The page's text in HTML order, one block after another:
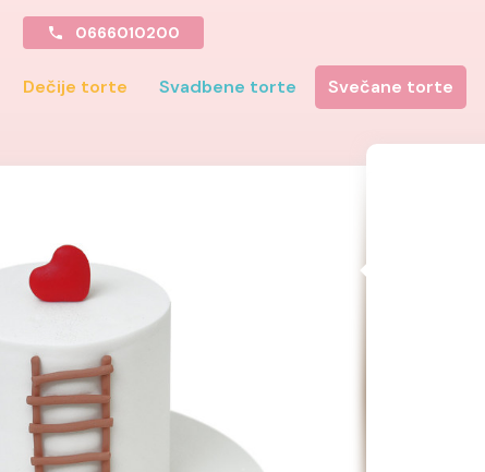
0666010200
Dečije torte Svadbene torte Svečane torte